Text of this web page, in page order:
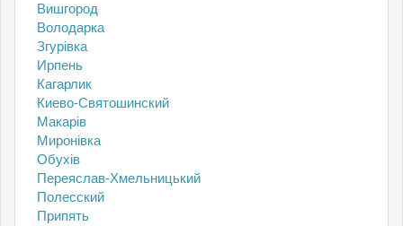
Вишгород
Володарка
Згурівка
Ирпень
Кагарлик
Киево-Святошинский
Макарів
Миронівка
Обухів
Переяслав-Хмельницький
Полесский
Припять